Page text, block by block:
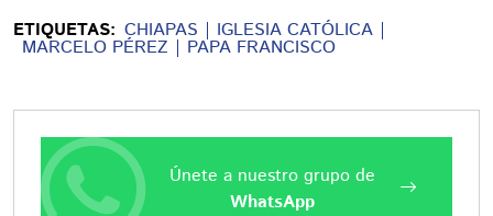
ETIQUETAS: CHIAPAS IGLESIA CATÓLICA
MARCELO PÉREZ PAPA FRANCISCO
Únete a nuestro grupo de
WhatsApp